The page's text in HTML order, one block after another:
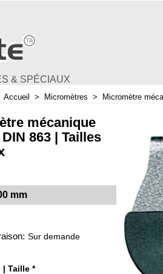
& SPÉCIAUX
Accueil > Micromètres > Micromètre
mécanique
863 | Tailles
mm
Sur demande
| Taille *